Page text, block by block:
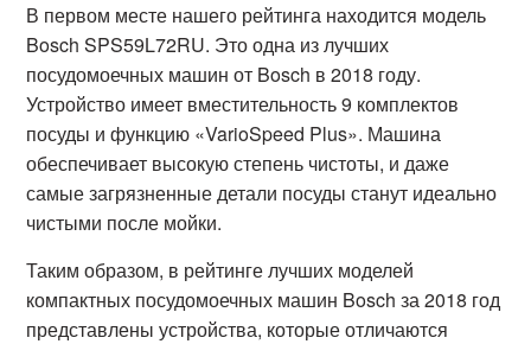
В первом месте нашего рейтинга находится модель
Bosch SPS59L72RU. Это одна из лучших
посудомоечных машин от Bosch в 2018 году.
Устройство имеет вместительность 9 комплектов
посуды и функцию «VarioSpeed Plus». Машина
обеспечивает высокую степень чистоты, и даже
самые загрязненные детали посуды станут идеально
чистыми после мойки.
Таким образом, в рейтинге лучших моделей
компактных посудомоечных машин Bosch за 2018 год
представлены устройства, которые отличаются